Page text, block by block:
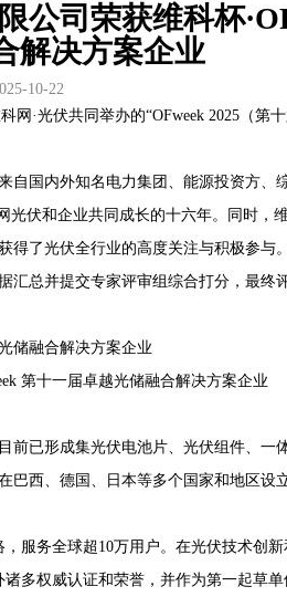
公司荣获维科杯
解决方案企业
10-22
网·光伏共同举办的“OFweek 2025（第
自国内外知名电力集团、能源投资方、
伏和企业共同成长的十六年。同时，
了光伏全行业的高度关注与积极参与。
汇总并提交专家评审组综合打分，最终
储融合解决方案企业
前已形成集光伏电池片、光伏组件、一
巴西、德国、日本等多个国家和地区设
服务全球超10万用户。在光伏技术创
多权威认证和荣誉，并作为第一起草